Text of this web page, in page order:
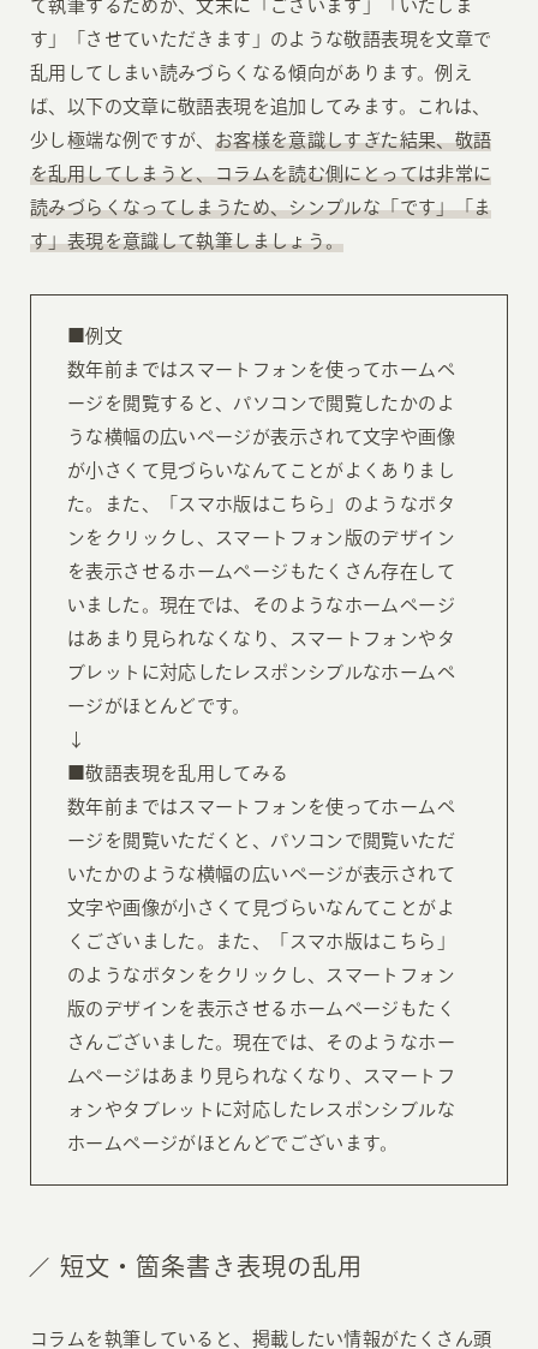
て執筆するためか、文末に「ございます」「いたしま
す」「させていただきます」のような敬語表現を文章で
乱用してしまい読みづらくなる傾向があります。例え
ば、以下の文章に敬語表現を追加してみます。これは、
少し極端な例ですが、 お客様を意識しすぎた結果、敬語
を乱用してしまうと、コラムを読む側にとっては非常に
読みづらくなってしまうため、シンプルな「です」「ま
す」表現を意識して執筆しましょう。
■例文
数年前まではスマートフォンを使ってホームペ
ージを閲覧すると、パソコンで閲覧したかのよ
うな横幅の広いページが表示されて文字や画像
が小さくて見づらいなんてことがよくありまし
た。また、「スマホ版はこちら」のようなボタ
ンをクリックし、スマートフォン版のデザイン
を表示させるホームページもたくさん存在して
いました。現在では、そのようなホームページ
はあまり見られなくなり、スマートフォンやタ
ブレットに対応したレスポンシブルなホームペ
ージがほとんどです。
↓
■敬語表現を乱用してみる
数年前まではスマートフォンを使ってホームペ
ージを閲覧いただくと、パソコンで閲覧いただ
いたかのような横幅の広いページが表示されて
文字や画像が小さくて見づらいなんてことがよ
くございました。また、「スマホ版はこちら」
のようなボタンをクリックし、スマートフォン
版のデザインを表示させるホームページもたく
さんございました。現在では、そのようなホー
ムページはあまり見られなくなり、スマートフ
ォンやタブレットに対応したレスポンシブルな
ホームページがほとんどでございます。
短文・箇条書き表現の乱用
コラムを執筆していると、掲載したい情報がたくさん頭